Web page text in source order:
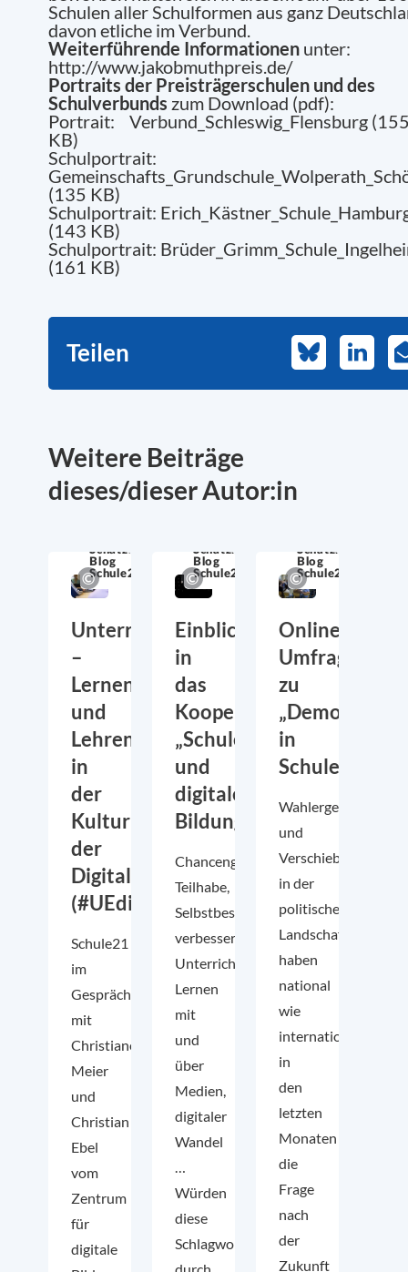
Schulen aller Schulformen aus ganz
davon etliche im Verbund.
Weiterführende Informationen unter:
http://www.jakobmuthpreis.de/
Portraits der Preisträgerschulen und des
Schulverbunds zum Download (pdf):
Portrait: Verbund_Schleswig_Flensburg
KB)
Schulportrait:
(135 KB)
Schulportrait:
(143 KB)
Schulportrait:
(161 KB)
Teilen Bluesky
Weitere Beiträge
dieses/dieser Autor:in
Schatzkiste
Blog
Schule21
Unterrichtsentwicklung
–
Lernen
und
Lehren
in
der
Kultur
der
Digitalität
(#UEdigital)
Schule21
im
Gespräch
mit
Christiane
Meier
und
Christian
Ebel
vom
Zentrum
für
digitale
Schatzkiste
Blog
Schule21
Einblicke
in
das
Kooperationsprojekt
„Schule
und
digitale
Bildung“
Chancengerechtigkeit,
Teilhabe,
Selbstbestimmung,
verbesserte
Unterrichtsqualität,
Lernen
mit
und
über
Medien,
digitaler
Wandel
…
Würden
diese
Schlagworte
Schatzkiste
Blog
Schule21
Online-
Umfrage
zu
in
Schulen“
Wahlergebnisse
und
Verschiebungen
in der
politischen
Landschaft
haben
national
wie
international
in
den
letzten
Monaten
die
Frage
nach
der
Zukunft